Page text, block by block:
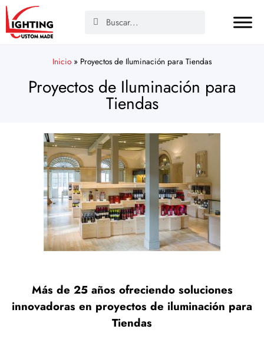
Inicio » Proyectos de Iluminación para Tiendas
Proyectos de Iluminación para
Tiendas
Más de 25 años ofreciendo soluciones
innovadoras en proyectos de iluminación para
Tiendas